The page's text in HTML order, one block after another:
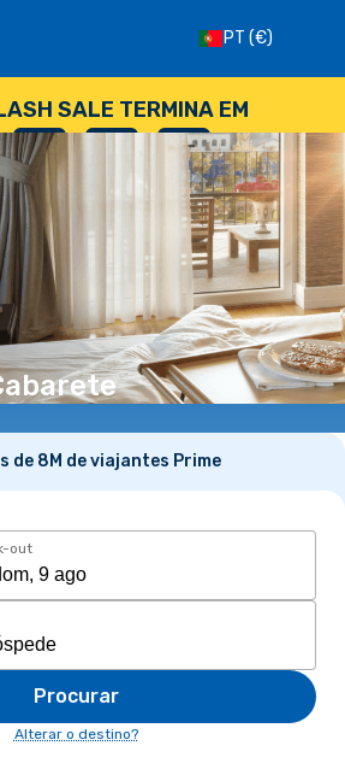
PT (€)
SALE TERMINA EM
: --
HORAS
: --
SEGUNDOS
de 8M de viajantes Prime
out
Procurar
Alterar o destino?